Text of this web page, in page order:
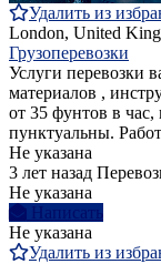
Удалить из
London, United
Грузоперевозки
Услуги перевозки
материалов ,
от 35 фунтов в
пунктуальны.
Не указана
3 лет назад
Не указана
Написать
Не указана
Удалить из